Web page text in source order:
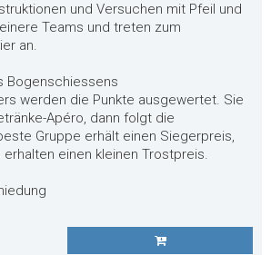
und Versuchen mit Pfeil und
Teams und treten zum
an.
Bogenschiessens
werden die Punkte ausgewertet. Sie
Apéro, dann folgt die
Gruppe erhält einen Siegerpreis,
einen kleinen Trostpreis.